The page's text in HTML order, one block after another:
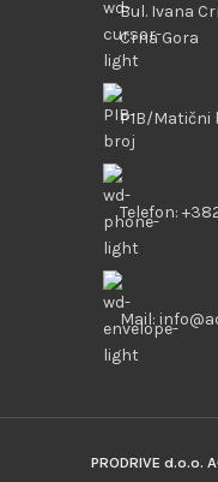
Bul. Ivana
Crna Gora
PIB/Matični
Telefon:
Mail:
PRODRIVE d.o.o.